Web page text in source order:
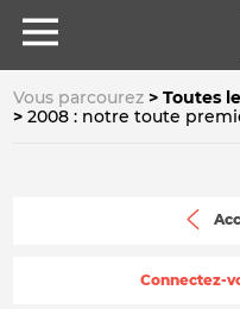
Vous parcourez
Toutes
2008 : notre toute
Connectez-